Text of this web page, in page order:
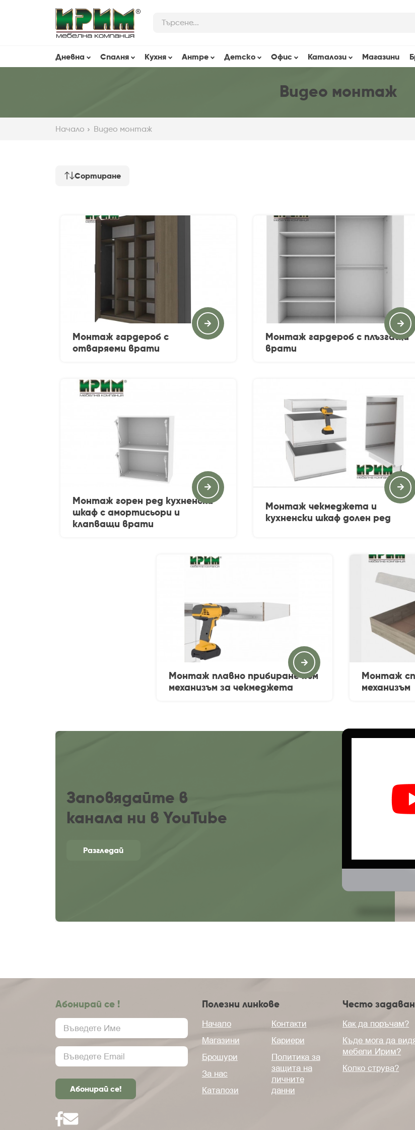
Дневна Спалня Кухня Антре Детскo Офис Каталози Магазини
Видео монтаж
Начало Видео монтаж
Сортиране
Монтаж гардероб с
отваряеми врати
Монтаж гардероб с плъзгащи
врати
Монтаж горен ред кухненски
шкаф с амортисьори и
клапващи врати
Монтаж чекмеджета и
кухненски шкаф долен ред
Монтаж плавно прибиране към
механизъм за чекмеджета
Монтаж
механизъм
Заповядайте в
канала ни в YouTube
Разгледай
Абонирай се !
Полезни линкове
Начало
Магазини
Брошури
За нас
Каталози
Контакти
Кариери
Политика за
защита на
личните
данни
Често
Как да поръчам?
Къде мога да
мебели Ирим?
Колко струва?